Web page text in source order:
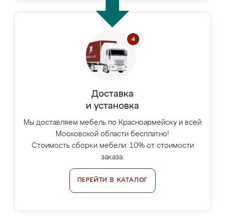
Доставка
и установка
Мы доставляем мебель по Красноармейску и всей
Московской области бесплатно!
Стоимость сборки мебели: 10% от стоимости
заказа.
ПЕРЕЙТИ В КАТАЛОГ